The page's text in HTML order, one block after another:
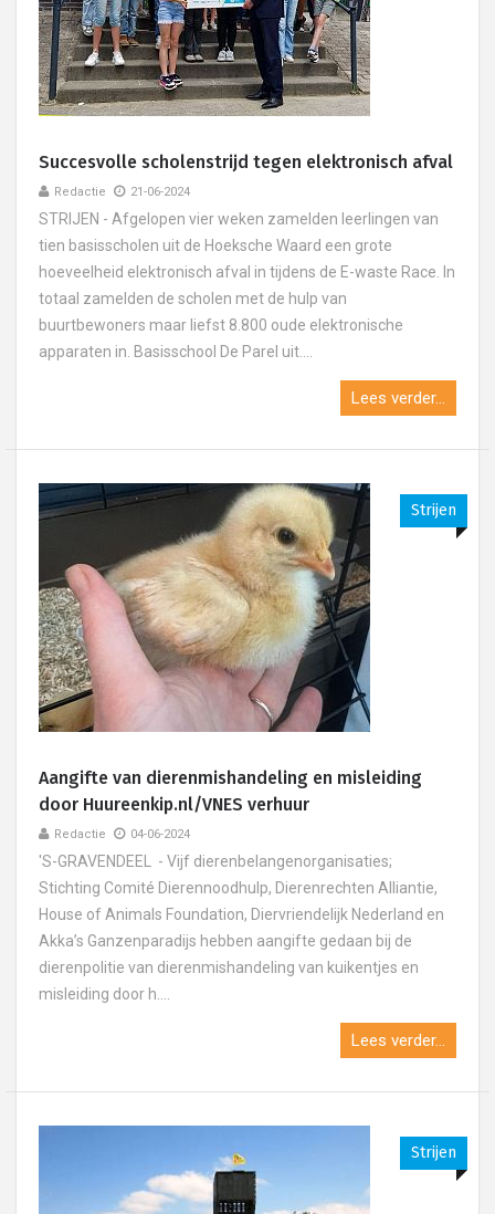
Succesvolle scholenstrijd tegen elektronisch afval
Redactie 21-06-2024
STRIJEN - Afgelopen vier weken zamelden leerlingen van
tien basisscholen uit de Hoeksche Waard een grote
hoeveelheid elektronisch afval in tijdens de E-waste Race. In
totaal zamelden de scholen met de hulp van
buurtbewoners maar liefst 8.800 oude elektronische
apparaten in. Basisschool De Parel uit....
Lees verder...
Strijen
Aangifte van dierenmishandeling en misleiding
door Huureenkip.nl/VNES verhuur
Redactie 04-06-2024
'S-GRAVENDEEL - Vijf dierenbelangenorganisaties;
Stichting Comité Dierennoodhulp, Dierenrechten Alliantie,
House of Animals Foundation, Diervriendelijk Nederland en
Akka’s Ganzenparadijs hebben aangifte gedaan bij de
dierenpolitie van dierenmishandeling van kuikentjes en
misleiding door h....
Lees verder...
Strijen